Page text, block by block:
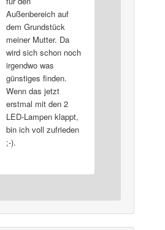
Außenbereich auf
dem Grundstück
meiner Mutter. Da
wird sich schon noch
irgendwo was
günstiges finden.
Wenn das jetzt
erstmal mit den 2
LED-Lampen klappt,
bin ich voll zufrieden
;-).